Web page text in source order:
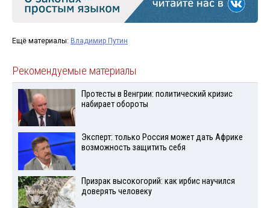
Ещё материалы: Владимир Путин
Рекомендуемые материалы
Протесты в Венгрии: политический кризис
набирает обороты
Эксперт: только Россия может дать Африке
возможность защитить себя
Призрак высокогорий: как ирбис научился
доверять человеку